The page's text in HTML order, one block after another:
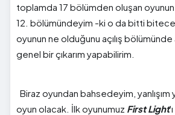
toplamda 17 bölümden oluşan oyunun
12. bölümündeyim -ki o da bitti
oyunun ne olduğunu açılış bölümünde
genel bir çıkarım yapabilirim.
Biraz oyundan bahsedeyim,
oyun olacak. İlk oyunumuz First Light